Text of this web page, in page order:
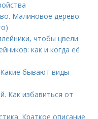
Малиновое дерево:
чтобы цвели
как и когда её
Какие бывают виды
Как избавиться от
Краткое описание